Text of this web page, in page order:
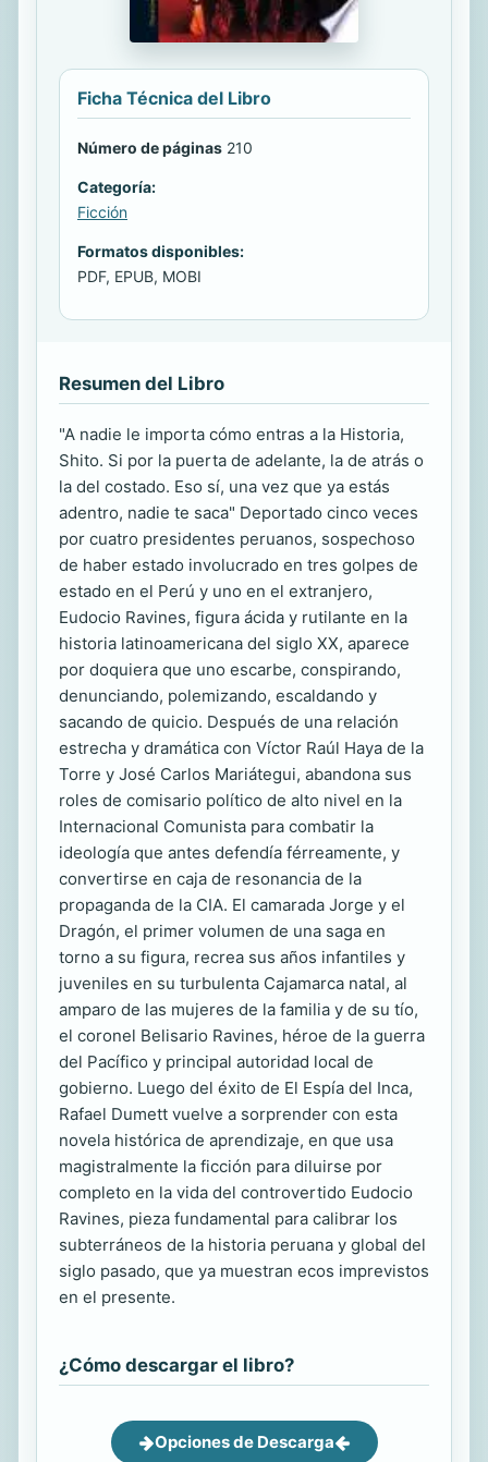
Ficha Técnica del Libro
Número de páginas 210
Categoría:
Ficción
Formatos disponibles:
PDF, EPUB, MOBI
Resumen del Libro
"A nadie le importa cómo entras a la Historia,
Shito. Si por la puerta de adelante, la de atrás o
la del costado. Eso sí, una vez que ya estás
adentro, nadie te saca" Deportado cinco veces
por cuatro presidentes peruanos, sospechoso
de haber estado involucrado en tres golpes de
estado en el Perú y uno en el extranjero,
Eudocio Ravines, figura ácida y rutilante en la
historia latinoamericana del siglo XX, aparece
por doquiera que uno escarbe, conspirando,
denunciando, polemizando, escaldando y
sacando de quicio. Después de una relación
estrecha y dramática con Víctor Raúl Haya de la
Torre y José Carlos Mariátegui, abandona sus
roles de comisario político de alto nivel en la
Internacional Comunista para combatir la
ideología que antes defendía férreamente, y
convertirse en caja de resonancia de la
propaganda de la CIA. El camarada Jorge y el
Dragón, el primer volumen de una saga en
torno a su figura, recrea sus años infantiles y
juveniles en su turbulenta Cajamarca natal, al
amparo de las mujeres de la familia y de su tío,
el coronel Belisario Ravines, héroe de la guerra
del Pacífico y principal autoridad local de
gobierno. Luego del éxito de El Espía del Inca,
Rafael Dumett vuelve a sorprender con esta
novela histórica de aprendizaje, en que usa
magistralmente la ficción para diluirse por
completo en la vida del controvertido Eudocio
Ravines, pieza fundamental para calibrar los
subterráneos de la historia peruana y global del
siglo pasado, que ya muestran ecos imprevistos
en el presente.
¿Cómo descargar el libro?
Opciones de Descarga